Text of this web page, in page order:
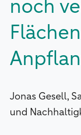
noch
Jonas Gesell,
und